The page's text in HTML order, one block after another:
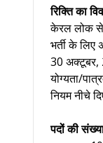
रिक्ति का
केरल लोक
भर्ती के लिए
30
योग्यता/
नियम नीचे
पदों की